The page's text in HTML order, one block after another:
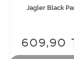
Jagler Black
609,90